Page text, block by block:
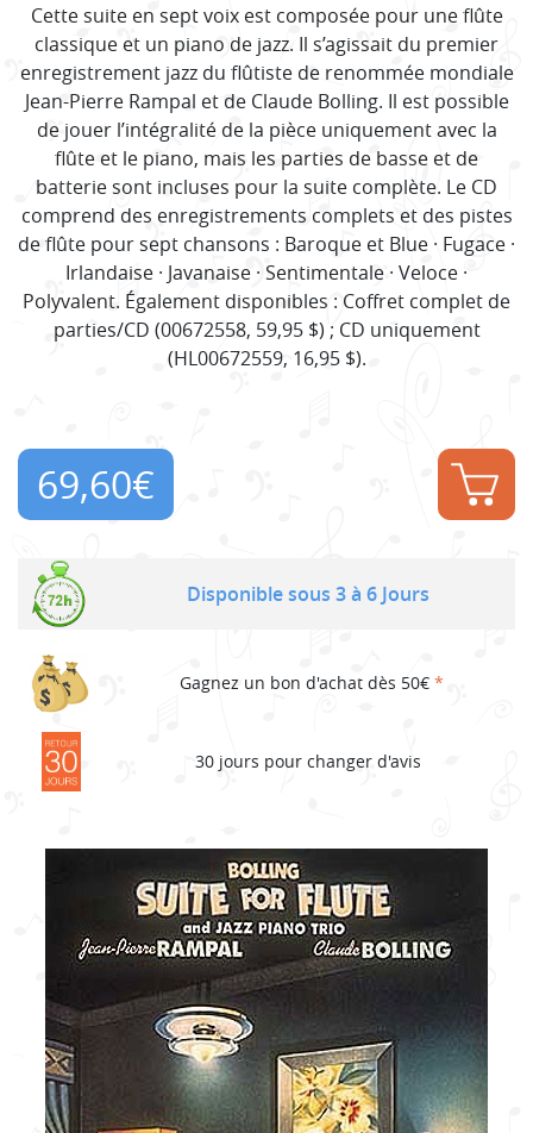
Cette suite en sept voix est composée pour une flûte
classique et un piano de jazz. Il s’agissait du premier
enregistrement jazz du flûtiste de renommée mondiale
Jean-Pierre Rampal et de Claude Bolling. Il est possible
de jouer l’intégralité de la pièce uniquement avec la
flûte et le piano, mais les parties de basse et de
batterie sont incluses pour la suite complète. Le CD
comprend des enregistrements complets et des pistes
de flûte pour sept chansons : Baroque et Blue · Fugace ·
Irlandaise · Javanaise · Sentimentale · Veloce ·
Polyvalent. Également disponibles : Coffret complet de
parties/CD (00672558, 59,95 $) ; CD uniquement
(HL00672559, 16,95 $).
69,60€
Disponible sous 3 à 6 Jours
Gagnez un bon d'achat dès 50€ *
30 jours pour changer d'avis